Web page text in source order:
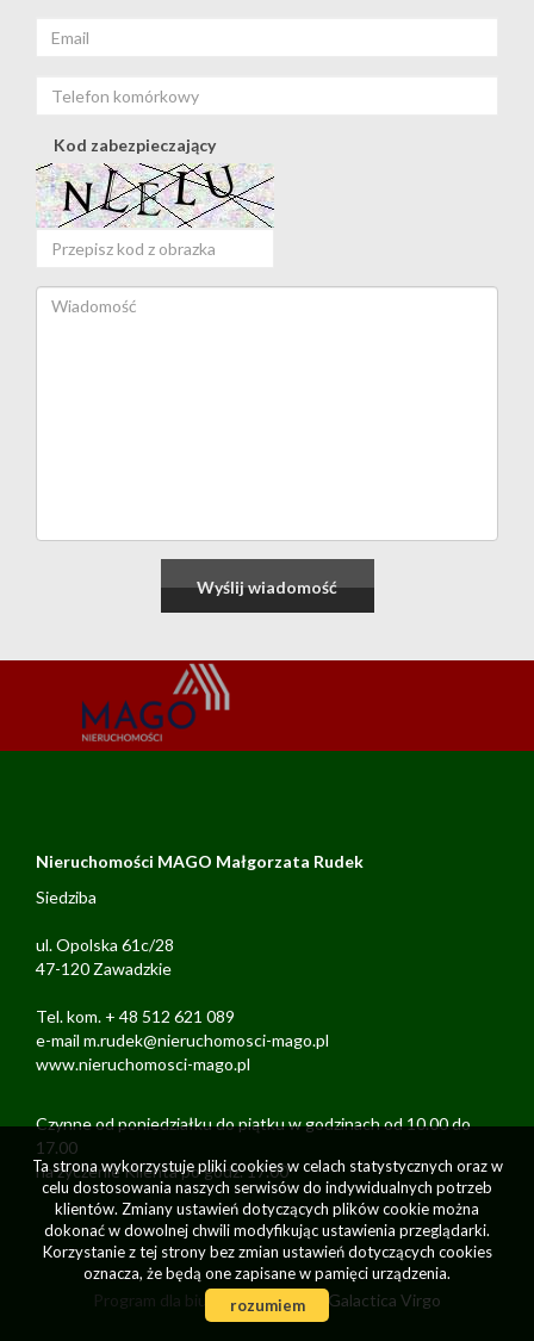
Kod zabezpieczający
Nieruchomości MAGO Małgorzata Rudek
Siedziba
ul. Opolska 61c/28
47-120 Zawadzkie
Tel. kom. + 48 512 621 089
e-mail m.rudek@nieruchomosci-mago.pl
www.nieruchomosci-mago.pl
Czynne od poniedziałku do piątku w godzinach od 10.00 do
17.00
na życzenie Klienta po godz. 17.00
Program dla biur nieruchomości Galactica Virgo
Ta strona wykorzystuje pliki cookies w celach statystycznych oraz w
celu dostosowania naszych serwisów do indywidualnych potrzeb
klientów. Zmiany ustawień dotyczących plików cookie można
dokonać w dowolnej chwili modyfikując ustawienia przeglądarki.
Korzystanie z tej strony bez zmian ustawień dotyczących cookies
oznacza, że będą one zapisane w pamięci urządzenia.
rozumiem